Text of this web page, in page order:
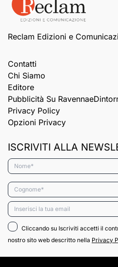
Reclam Edizioni e
Contatti
Chi Siamo
Editore
Pubblicità Su
Privacy Policy
Opzioni Privacy
ISCRIVITI ALLA
Nome*
Cognome*
Email*
Cliccando su Iscriviti accetti il
nostro sito web descritto nella Privacy